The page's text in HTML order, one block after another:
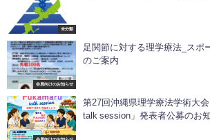
未分類
会員向けのお知らせ
足関節に対する理学療法_スポ
のご案内
会員向けのお知らせ
第27回沖縄県理学療法学術大
talk session」発表者公募のお